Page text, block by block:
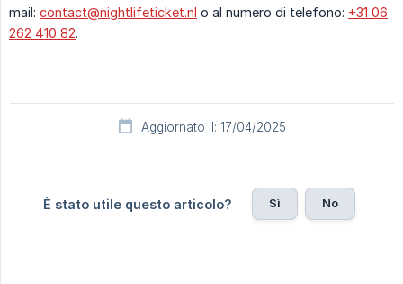
mail: contact@nightlifeticket.nl o al numero di telefono: +31 06
262 410 82.
Aggiornato il: 17/04/2025
È stato utile questo articolo? Sì No